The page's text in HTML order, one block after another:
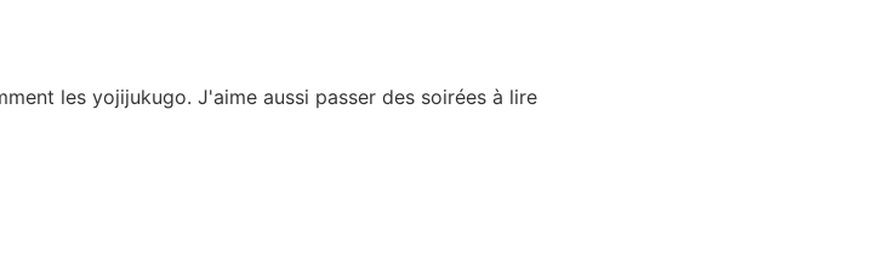
les yojijukugo. J'aime aussi passer des soirées à lire